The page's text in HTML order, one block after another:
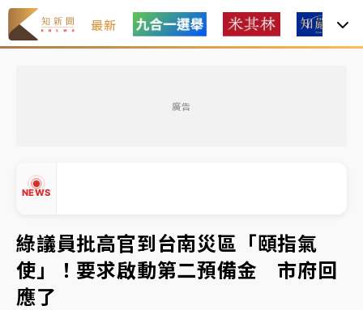
最新
廣告
NEWS
中信慈善基金會想增加董事人數！辜仲諒向法院聲請遭
駁 理由曝光
故宮《龍藏經》特展第2檔！今線上預約開賣一度塞車
周六起展出延長至晚上7時
台東農業處長涉圖利渡假村！東檢抗告成功 今重開羈
押庭
▼
綠議員批高官到台南災區「頤指氣
使」！要求啟動第二預備金 市府回
應了